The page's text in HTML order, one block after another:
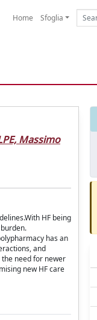
Home Sfoglia
Massimo
HF being
has an
and
need for newer
new HF care